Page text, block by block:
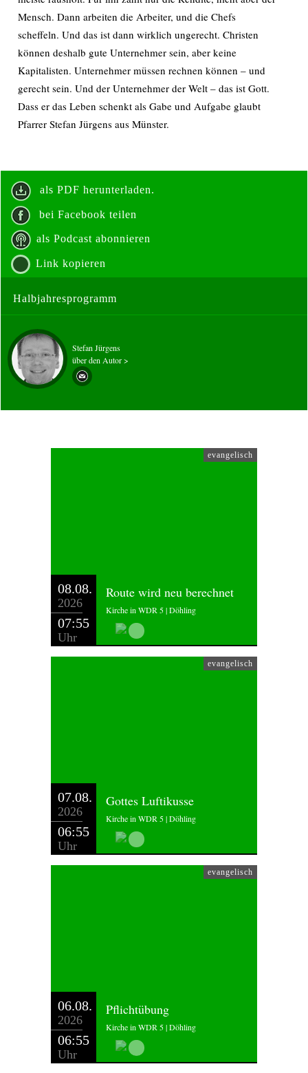
Mensch. Dann arbeiten die Arbeiter, und die Chefs
scheffeln. Und das ist dann wirklich ungerecht. Christen
können deshalb gute Unternehmer sein, aber keine
Kapitalisten. Unternehmer müssen rechnen können – und
gerecht sein. Und der Unternehmer der Welt – das ist Gott.
Dass er das Leben schenkt als Gabe und Aufgabe glaubt
Pfarrer Stefan Jürgens aus Münster.
als PDF herunterladen.
bei Facebook teilen
als Podcast abonnieren
Link kopieren
Halbjahresprogramm
Stefan Jürgens
über den Autor >
evangelisch
08.08.
2026
07:55
Uhr
Route wird neu berechnet
Kirche in WDR 5 | Döhling
evangelisch
07.08.
2026
06:55
Uhr
Gottes Luftikusse
Kirche in WDR 5 | Döhling
evangelisch
06.08.
2026
06:55
Uhr
Pflichtübung
Kirche in WDR 5 | Döhling